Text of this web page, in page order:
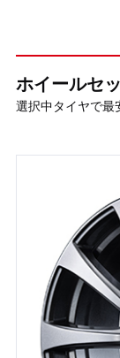
ホイールセ
選択中タイヤで最